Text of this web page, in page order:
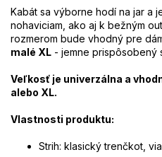
Kabát sa výborne hodí na jar a
nohaviciam, ako aj k bežným
rozmerom bude vhodný pre
malé XL - jemne prispôsobený
Veľkosť je univerzálna a
alebo XL.
Vlastnosti produktu:
Strih: klasický trenčkot,